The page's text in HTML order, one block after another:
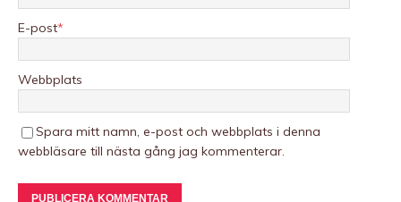
E-post*
Webbplats
Spara mitt namn, e-post och webbplats i denna
webbläsare till nästa gång jag kommenterar.